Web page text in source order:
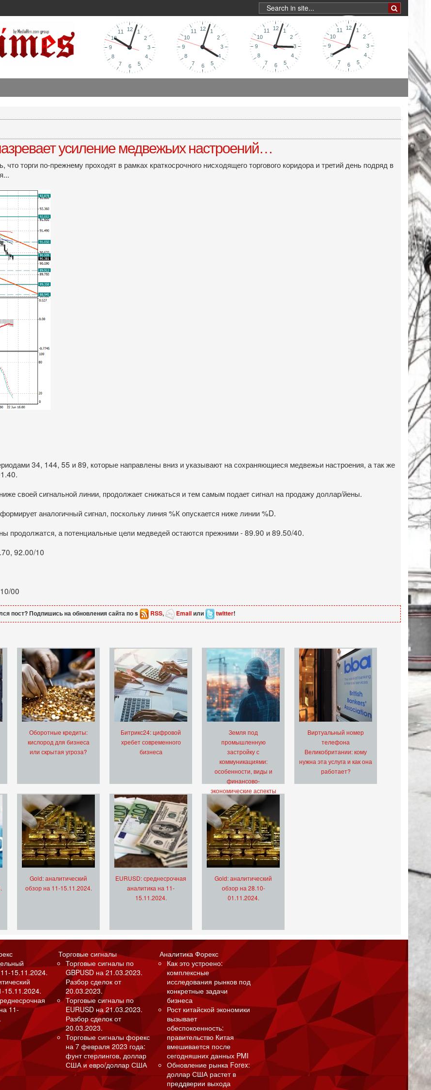
усиление медвежьих настроений…
торги по-прежнему проходят в рамках краткосрочного нисходящего торгового коридора и третий день подряд в
34, 144, 55 и 89, которые направлены вниз и указывают на сохраняющиеся медвежьи настроения, а так же
своей сигнальной линии, продолжает снижаться и тем самым подает сигнал на продажу доллар/йены.
аналогичный сигнал, поскольку линия %К опускается ниже линии %D.
продолжатся, а потенциальные цели медведей остаются прежними - 89.90 и 89.50/40.
92.00/10
00
пост? Подпишись на обновления сайта по s RSS, Emailили twitter!
Оборотные кредиты:
кислород для бизнеса
или скрытая угроза?
Битрикс24: цифровой
хребет современного
бизнеса
Земля под
промышленную
застройку с
коммуникациями:
особенности, виды и
финансово-
экономические аспекты
Виртуальный номер
телефона
Великобритании: кому
нужна эта услуга и как она
работает?
Gold: аналитический
обзор на 11-15.11.2024.
EURUSD: среднесрочная
аналитика на 11-
15.11.2024.
Gold: аналитический
обзор на 28.10-
01.11.2024.
15.11.2024.
15.11.2024.
11-
Торговые сигналы
Торговые сигналы по
GBPUSD на 21.03.2023.
Разбор сделок от
20.03.2023.
Торговые сигналы по
EURUSD на 21.03.2023.
Разбор сделок от
20.03.2023.
Торговые сигналы форекс
на 7 февраля 2023 года:
фунт стерлингов, доллар
США и евро/доллар США
Аналитика Форекс
Как это устроено:
комплексные
исследования рынков под
конкретные задачи
бизнеса
Рост китайской экономики
вызывает
обеспокоенность:
правительство Китая
вмешивается после
сегодняшних данных PMI
Обновление рынка Forex:
доллар США растет в
преддверии выхода